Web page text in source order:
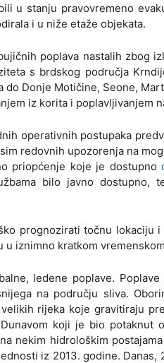
u stanju pravovremeno
i u niže etaže objekata.
poplava nastalih zbog
s brdskog područja
Donje Motičine, Seone,
iz korita i poplavljivanjem
operativnih postupaka
redovnih upozorenja na
priopćenje koje je dostupno
bilo javno
prognozirati točnu lokaciju
iznimno kratkom
ledene poplave.
na području sliva.
rijeka koje gravitiraju
koji je bio potaknut
nekim hidrološkim
iz 2013. godine. Danas,